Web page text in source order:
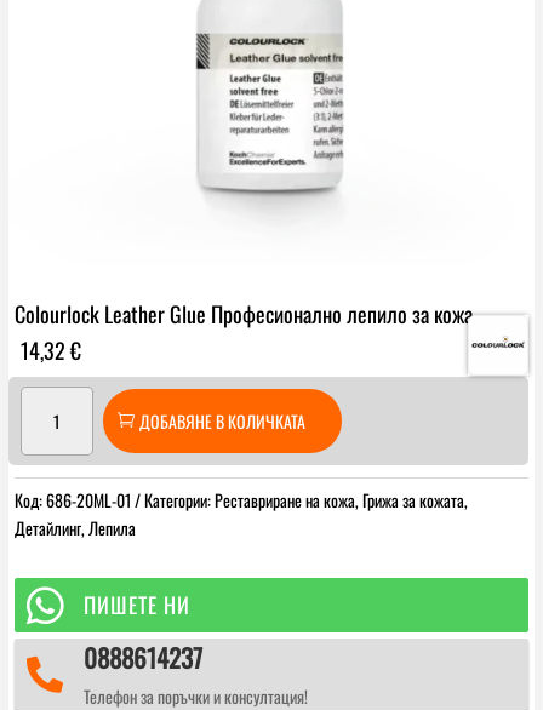
Colourlock Leather Glue Професионално лепило за кожа
14,32€
Colourlock
Leather
Glue
Професионално
за
кожа
ДОБАВЯНЕ В КОЛИЧКАТА
Код:686-20ML-01 Категории:Реставриране на кожа,Грижа за кожата,
Детайлинг,Лепила
 ПИШЕТЕ НИ
 0888614237
Телефон за поръчки и консултация!